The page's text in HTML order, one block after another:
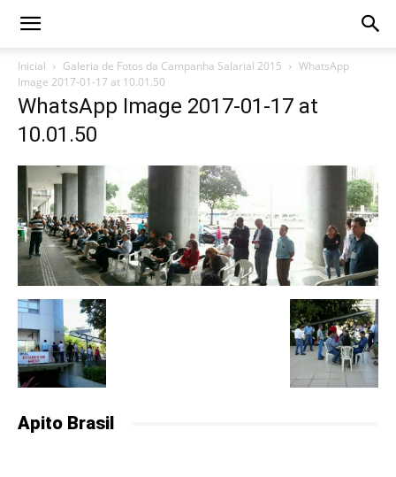
Inicial Galeria de Fotos da Campanha Salarial 2015
WhatsApp
Image 2017-01-17 at 10.01.50
WhatsApp Image 2017-01-17 at
10.01.50
Apito Brasil